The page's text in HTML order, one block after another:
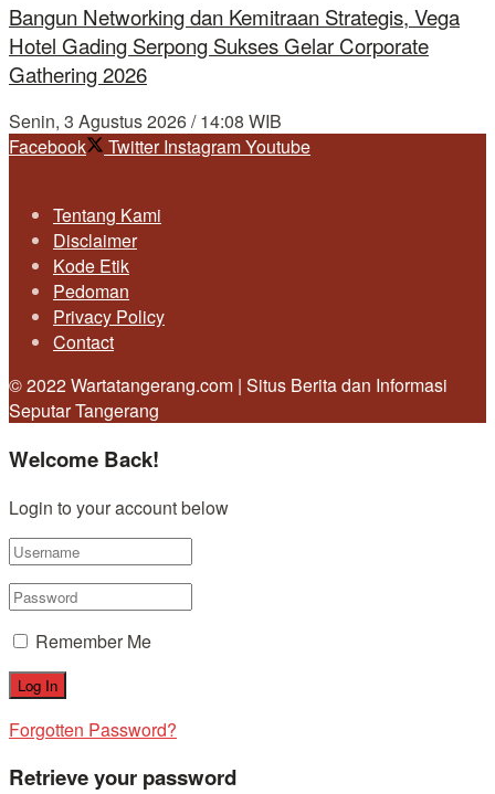
Bangun Networking dan Kemitraan Strategis, Vega
Hotel Gading Serpong Sukses Gelar Corporate
Gathering 2026
Senin, 3 Agustus 2026 / 14:08 WIB
Facebook
Twitter InstagramYoutube
Tentang Kami
Disclaimer
Kode Etik
Pedoman
Privacy Policy
Contact
© 2022 Wartatangerang.com | Situs Berita dan Informasi
Seputar Tangerang
Welcome Back!
Login to your account below
Remember Me
Forgotten Password?
Retrieve your password